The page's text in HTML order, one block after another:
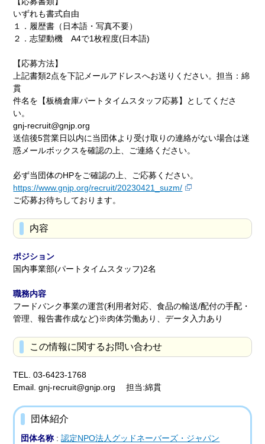
いずれも書式自由
１．履歴書（日本語・写真不要）
２．志望動機 A4で1枚程度(日本語)
【応募方法】
上記書類2点を下記メールアドレスへお送りください。担当：綿
貫
件名を【板橋倉庫パートタイムスタッフ応募】としてくださ
い。
gnj-recruit@gnjp.org
送信後5営業日以内に当団体より受け取りの連絡がない場合は迷
惑メールボックスを確認の上、ご連絡ください。
必ず当団体のHPをご確認の上、ご応募ください。
https://www.gnjp.org/recruit/20230421_suzm/
ご応募お待ちしております。
内容
ポジション
国内事業部(パートタイムスタッフ)2名
職務内容
フードバンク事業の運営(利用者対応、食品の輸送/配付の手配・
管理、報告書作成など)※肉体労働あり、データ入力あり
この情報に関するお問い合わせ
TEL. 03-6423-1768
Email. gnj-recruit@gnjp.org 担当:綿貫
団体紹介
団体名称 :認定NPO法人グッドネーバーズ・ジャパン